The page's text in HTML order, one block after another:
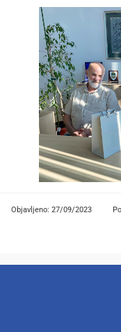
Objavljeno: 27/09/2023